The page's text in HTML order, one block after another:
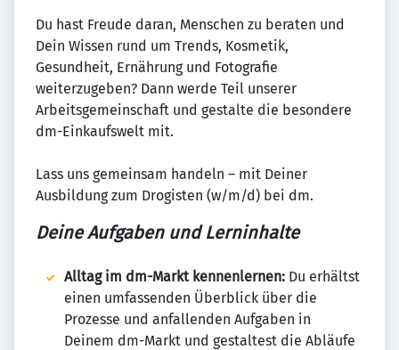
Du hast Freude daran, Menschen zu beraten und
Dein Wissen rund um Trends, Kosmetik,
Gesundheit, Ernährung und Fotografie
weiterzugeben? Dann werde Teil unserer
Arbeitsgemeinschaft und gestalte die besondere
dm-Einkaufswelt mit.
Lass uns gemeinsam handeln – mit Deiner
Ausbildung zum Drogisten (w/m/d) bei dm.
Deine Aufgaben und Lerninhalte
Alltag im dm-Markt kennenlernen: Du erhältst
einen umfassenden Überblick über die
Prozesse und anfallenden Aufgaben in
Deinem dm-Markt und gestaltest die Abläufe